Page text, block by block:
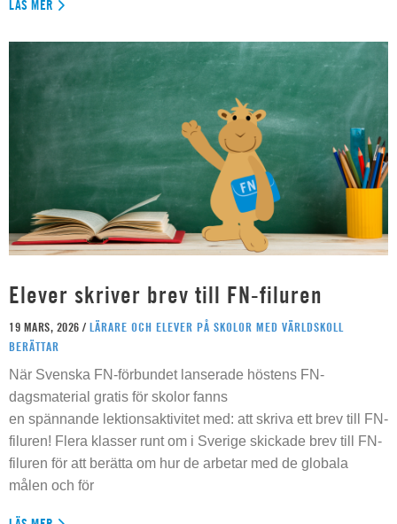
LÄS MER
Elever skriver brev till FN-filuren
19 MARS, 2026 / LÄRARE OCH ELEVER PÅ SKOLOR MED VÄRLDSKOLL
BERÄTTAR
När Svenska FN-förbundet lanserade höstens FN-
dagsmaterial gratis för skolor fanns
en spännande lektionsaktivitet med: att skriva ett brev till FN-
filuren! Flera klasser runt om i Sverige skickade brev till FN-
filuren för att berätta om hur de arbetar med de globala
målen och för